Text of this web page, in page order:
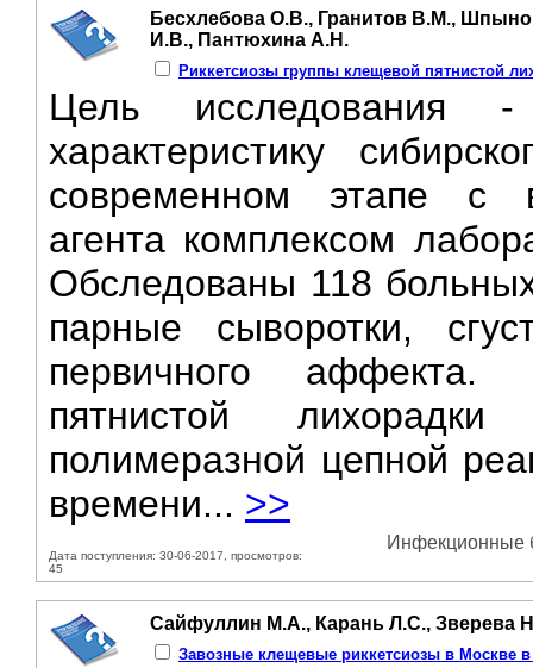
Бесхлебова О.В., Гранитов В.М.,
И.В., Пантюхина А.Н.
Риккетсиозы группы клещевой пятнистой
Цель исследования -
характеристику
современном этапе с
агента комплексом
Обследованы 118
парные сыворотки,
первичного аффекта.
пятнистой
полимеразной цепной
времени... >>
Дата поступления: 30-06-2017, просмотров:
45
Инфекционные
Сайфуллин М.А., Карань Л.С., Зверева
Завозные клещевые риккетсиозы в Москве в